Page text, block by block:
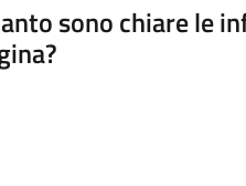
sono chiare le